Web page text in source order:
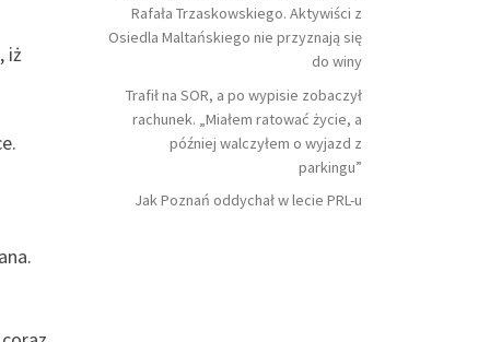
iż
Rafała Trzaskowskiego. Aktywiści z
Osiedla Maltańskiego nie przyznają się
do winy
Trafił na SOR, a po wypisie zobaczył
rachunek. „Miałem ratować życie, a
później walczyłem o wyjazd z
parkingu”
Jak Poznań oddychał w lecie PRL-u